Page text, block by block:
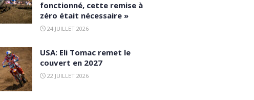
fonctionné, cette remise à
zéro était nécessaire »
24 JUILLET 2026
USA: Eli Tomac remet le
couvert en 2027
22 JUILLET 2026